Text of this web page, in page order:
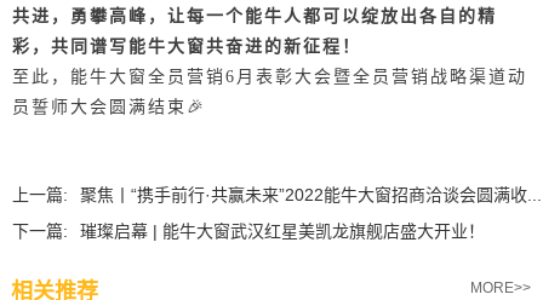
共进，勇攀高峰，让每一个能牛人都可以绽放出各自的精
彩，共同谱写能牛大窗共奋进的新征程！
至此，能牛大窗全员营销6月表彰大会暨全员营销战略渠道动
员誓师大会圆满结束🎉
上一篇:
聚焦丨“携手前行·共赢未来”2022能牛大窗招商洽谈会圆满收...
下一篇:
璀璨启幕 | 能牛大窗武汉红星美凯龙旗舰店盛大开业！
相关推荐 MORE>>